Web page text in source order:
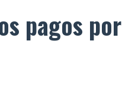
pagos por